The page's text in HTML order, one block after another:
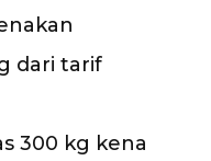
dari tarif
300 kg kena